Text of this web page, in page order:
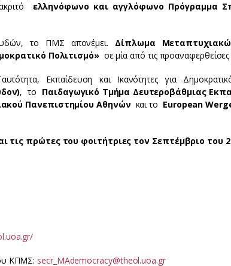
ελληνόφωνο και αγγλόφωνο Πρόγραμμα
το ΠΜΣ απονέμει. Δίπλωμα
Πολιτισμό» σε μία από τις προαναφερθείσες
Εκπαίδευση και Ικανότητες για
, το Παιδαγωγικό Τμήμα Δευτεροβάθμιας
Πανεπιστημίου Αθηνώνκαι το European
πρώτες του φοιτήτριες τον Σεπτέμβριο του
ΚΠΜΣ: secr_MAdemocracy@theol.uoa.gr